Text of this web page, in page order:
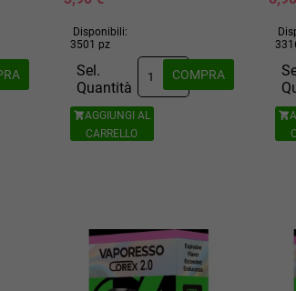
Disponibili:
3501 pz
Sel.
Quantità
AGGIUNGI AL
CARRELLO
COMPRA
